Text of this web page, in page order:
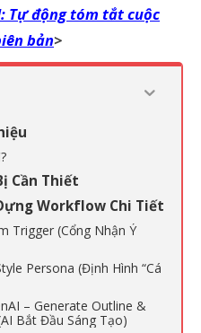
Tự động tóm tắt cuộc
bản>
Cần Thiết
Workflow Chi Tiết
Trigger (Cổng Nhận Ý
Persona (Định Hình “Cá
– Generate Outline &
Bắt Đầu Sáng Tạo)